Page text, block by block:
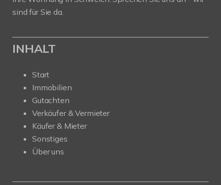
sind für Sie da.
INHALT
Start
Immobilien
Gutachten
Verkäufer & Vermieter
Käufer & Mieter
Sonstiges
Über uns